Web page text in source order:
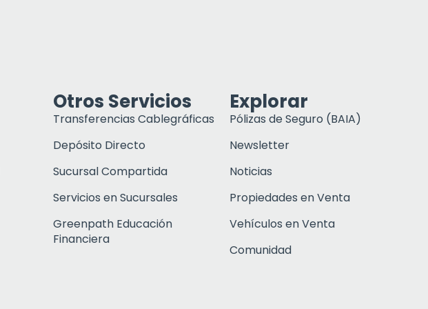
Otros Servicios
Transferencias Cablegráficas
Depósito Directo
Sucursal Compartida
Servicios en Sucursales
Greenpath Educación
Financiera
Explorar
Pólizas de Seguro (BAIA)
Newsletter
Noticias
Propiedades en Venta
Vehículos en Venta
Comunidad